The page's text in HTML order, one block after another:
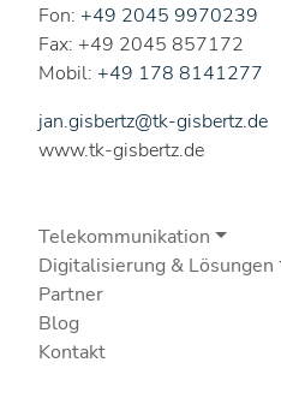
Fon: +49 2045 9970239
Fax: +49 2045 857172
Mobil: +49 178 8141277
jan.gisbertz@tk-gisbertz.de
www.tk-gisbertz.de
Telekommunikation
Digitalisierung & Lösungen
Partner
Blog
Kontakt